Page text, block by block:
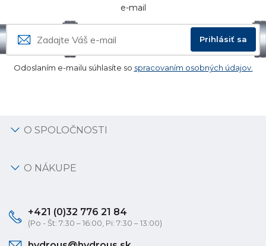
e-mail
Prihlásiť sa
Odoslaním e-mailu súhlasíte so spracovaním osobných údajov.
O SPOLOČNOSTI
O NÁKUPE
+421 (0)32 776 21 84
(Po - Št: 7:30 – 16:00, Pi: 7:30 – 13:00)